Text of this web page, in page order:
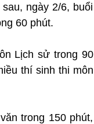
ngày 2/6, buổi
60 phút.
Lịch sử trong 90
thí sinh thi môn
trong 150 phút,